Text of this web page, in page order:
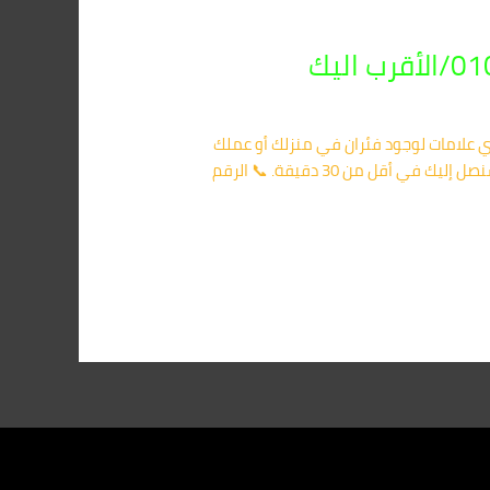
/ الأقرب إليك في حالة ملاحظة أي علامات لوجود فئران في منزلك أو عملك
في مدينة نصر، لا تنتظر حتى يتفاقم الوضع. تواصل معنا في شركة مكافحة الفئران في المنطقة التاسعة مدينة نصر وسنصل إليك في أقل من 30 دقيقة. 📞 الرقم